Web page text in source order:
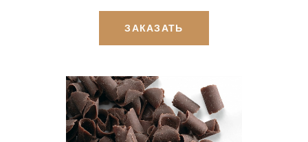
ЗАКАЗАТЬ